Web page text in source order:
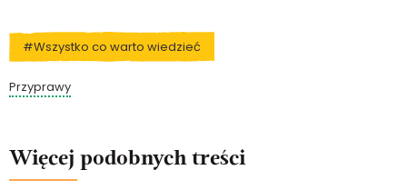
#Wszystko co warto wiedzieć
Przyprawy
Więcej podobnych treści